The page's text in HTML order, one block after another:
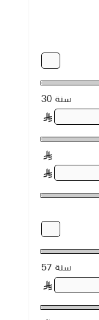
30 سنة
§
§
§
57 سنة
§